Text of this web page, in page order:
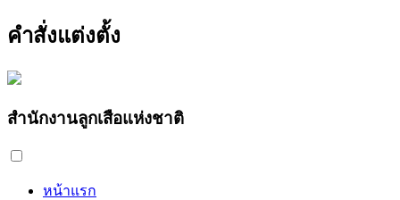
คำสั่งแต่งตั้ง
สำนักงานลูกเสือแห่งชาติ
หน้าแรก